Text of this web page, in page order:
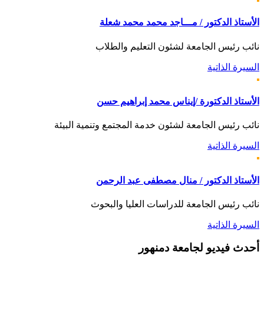
الأستاذ الدكتور / مـــاجد محمد محمد شعلة
نائب رئيس الجامعة لشئون التعليم والطلاب
السيرة الذاتية
الأستاذ الدكتورة /إيناس محمد إبراهيم حسن
نائب رئيس الجامعة لشئون خدمة المجتمع وتنمية البيئة
السيرة الذاتية
الأستاذ الدكتور / منال مصطفى عبد الرحمن
نائب رئيس الجامعة للدراسات العليا والبحوث
السيرة الذاتية
أحدث فيديو لجامعة دمنهور